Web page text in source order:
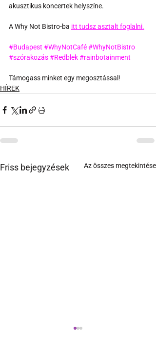
akusztikus koncertek helyszíne.
A Why Not Bistro-ba itt tudsz asztalt foglalni.
#Budapest #WhyNotCafé#WhyNotBistro
#szórakozás#Redblek#rainbotainment
Támogass minket egy megosztással!
HÍREK
Friss bejegyzések Az összes megtekintése